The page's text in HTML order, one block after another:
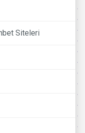
Siteleri